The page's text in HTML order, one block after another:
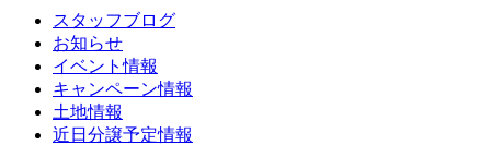
スタッフブログ
お知らせ
イベント情報
キャンペーン情報
土地情報
近日分譲予定情報